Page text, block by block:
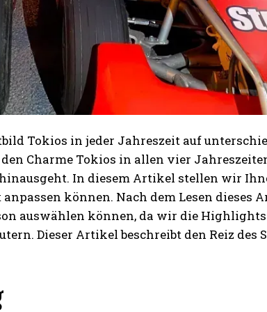
Tokios in jeder Jahreszeit auf
Charme Tokios in allen vier
In diesem Artikel stellen wir
können. Nach dem Lesen dieses
auswählen können, da wir die
Dieser Artikel beschreibt den Reiz des